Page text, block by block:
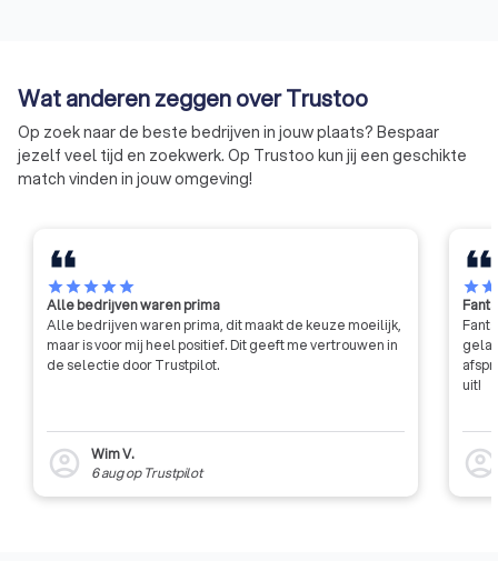
aan, vergelijk de opties en kies de keurder die het beste bij
jouw project past. Met Trustoo ben je verzekerd van kwaliteit,
deskundigheid en een betrouwbare partner voor al je
bouwkundige keuringen.
voorbereid aan je project start.
Wat anderen zeggen over Trustoo
Op zoek naar de beste bedrijven in jouw plaats? Bespaar
jezelf veel tijd en zoekwerk. Op Trustoo kun jij een geschikte
match vinden in jouw omgeving!
starstarstarstarstar
Alle bedrijven waren prima
Alle bedrijven waren prima, dit maakt de keuze moeilijk,
maar is voor mij heel positief. Dit geeft me vertrouwen in
de selectie door Trustpilot.
account_circle
Wim V.
6 augop Trustpilot
starstar
uit!
account_circle